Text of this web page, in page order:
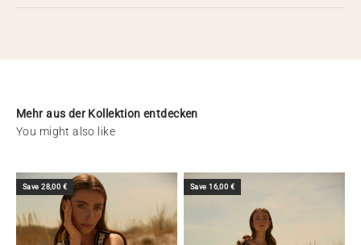
Mehr aus der Kollektion entdecken
Save 28,00 € Save 16,00 €